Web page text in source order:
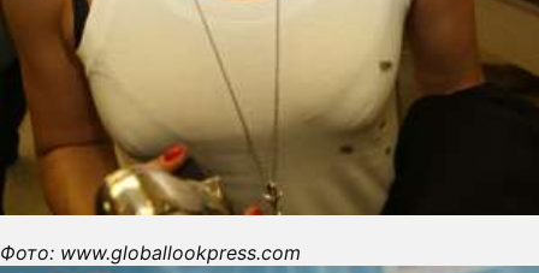
Фото: www.globallookpress.com